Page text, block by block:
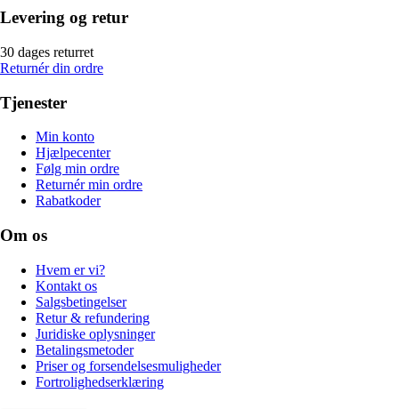
Levering og retur
30 dages returret
Returnér din ordre
Tjenester
Min konto
Hjælpecenter
Følg min ordre
Returnér min ordre
Rabatkoder
Om os
Hvem er vi?
Kontakt os
Salgsbetingelser
Retur & refundering
Juridiske oplysninger
Betalingsmetoder
Priser og forsendelsesmuligheder
Fortrolighedserklæring